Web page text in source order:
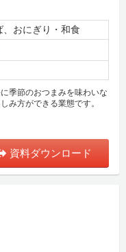
、おにぎり・和食
季節のおつまみを味わいな
み方ができる業態です。
資料ダウンロード